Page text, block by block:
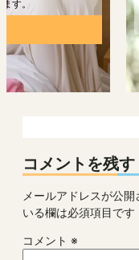
実は、自
コメントを残す
メールアドレスが公開
いる欄は必須項目です
コメント ※